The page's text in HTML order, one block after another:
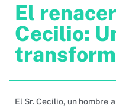
El
Cecilio:
El Sr. Cecilio, un hombre